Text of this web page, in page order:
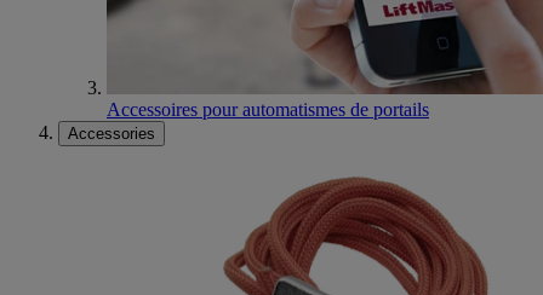
Accessoires pour automatismes de portails
Accessories